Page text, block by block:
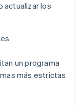
actualizar los
un programa
más estrictas